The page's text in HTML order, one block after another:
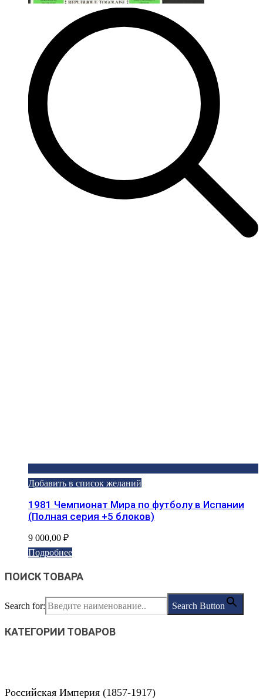
Добавить в список желаний
1981 Чемпионат Мира по футболу в Испании
(Полная серия +5 блоков)
9 000,00 ₽
Подробнее
ПОИСК ТОВАРА
Search for: Search Button
КАТЕГОРИИ ТОВАРОВ
Российская Империя (1857-1917)